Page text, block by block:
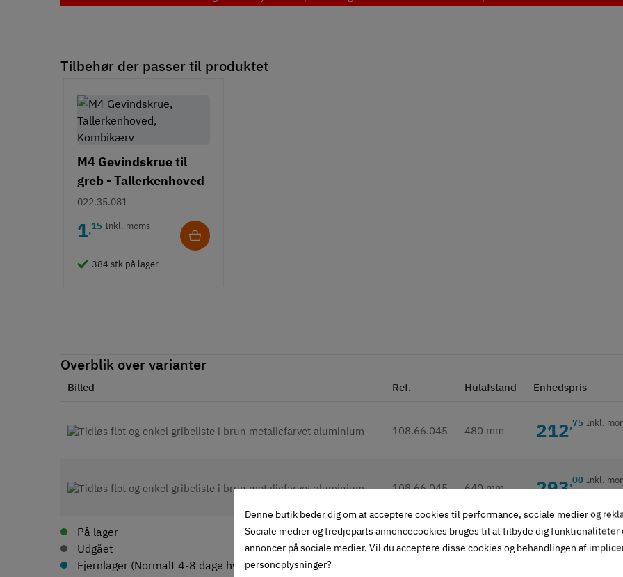
Tilbehør der passer til produktet
M4 Gevindskrue til
greb - Tallerkenhoved
- Krydskærv
022.35.081
1,15 Inkl. moms
384 stk på lager
Overblik over varianter
Billed Ref. Hulafstand Enhedspris
108.66.045 480 mm 212,75 Inkl.
108.66.045 640 mm 293,00 Inkl.
På lager
Udgået
Fjernlager (Normalt 4-8 dage hvis ikke andet angivet i beskrivelse)
Denne butik beder dig om at acceptere cookies til performance, sociale medier og
Sociale medier og tredjeparts annoncecookies bruges til at tilbyde dig funktionaliteter
annoncer på sociale medier. Vil du acceptere disse cookies og behandlingen af
personoplysninger?